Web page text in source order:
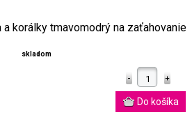
a korálky tmavomodrý na zaťahovanie
skladom